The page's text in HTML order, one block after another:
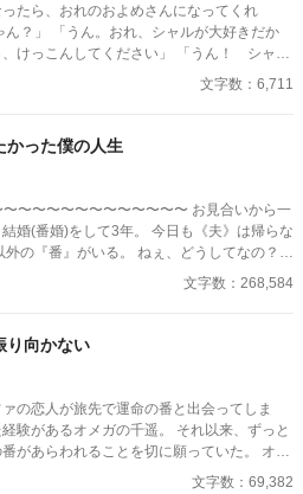
ったら、おれのおよめさんになってくれ
んしてください」 「うん！ シャル
いしゅき！ およめしゃん、なる！」 ✩
ンが事故により記憶喪失になったことで、全
いな
界観なので、女性やβといった概念は出て
の異世界オメガバースです。 ✻4話までは
3話の更新を目指します。執筆しながらの
くりペースにはなりますが、完結は保証い
文字数：6,711
かった僕の人生
して3年。 今日も《夫》は帰らな
るって言ってくれたじゃ
開中です。
文字数：268,584
り向かない
の恋人が旅先で運命の番と出会ってしま
験があるオメガの千遥。 それ以来、ずっと
があらわれることを切に願っていた。 オメ
く、千遥は仕方なく身体を売って稼ぐこと
文字数：69,382